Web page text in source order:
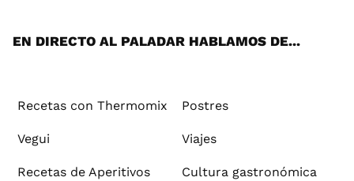
EN DIRECTO AL PALADAR HABLAMOS DE...
Recetas con Thermomix Postres
Vegui Viajes
Recetas de Aperitivos Cultura gastronómica